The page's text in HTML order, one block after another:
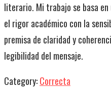
literario. Mi trabajo se basa
el rigor académico con la
premisa de claridad y
legibilidad del mensaje.
Category:Correcta